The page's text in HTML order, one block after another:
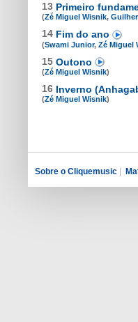
13 Primeiro
(Zé Miguel Wisnik,
14 Fim do ano
(Swami Junior, Zé Miguel
15 Outono
(Zé Miguel Wisnik)
16 Inverno
(Zé Miguel Wisnik)
Sobre o Cliquemusic